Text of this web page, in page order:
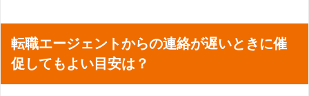
転職エージェントからの連絡が遅いときに催
促してもよい目安は？